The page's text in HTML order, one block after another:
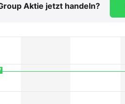
Aktie jetzt handeln?